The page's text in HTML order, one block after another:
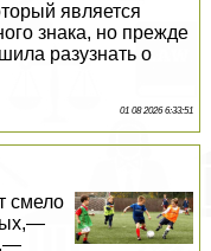
является
знака, но прежде
разузнать о
01 08 2026 6:33:51
смело